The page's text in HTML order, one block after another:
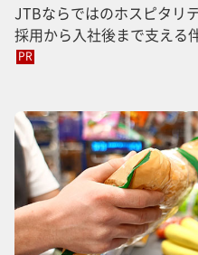
JTBならではのホスピタリ
採用から入社後まで支える
PR